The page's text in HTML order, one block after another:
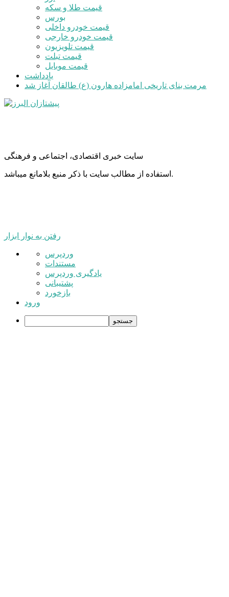
قیمت طلا و سکه
بورس
قیمت خودرو داخلی
قیمت خودرو خارجی
قیمت تلویزیون
قیمت تبلت
قیمت موبایل
یادداشت
مرمت بنای تاریخی امامزاده هارون (ع) طالقان آغاز شد
سایت خبری اقتصادی، اجتماعی و فرهنگی
استفاده از مطالب سایت با ذکر منبع بلامانع میباشد.
رفتن به نوار ابزار
درباره
وردپرس
وردپرس
مستندات
یادگیری وردپرس
پشتیبانی
بازخورد
ورود
جستجو